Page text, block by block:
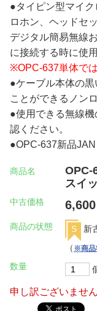
●タイピン型マイ
ロホン、ヘッドセ
デジタル簡易無線
に接続する時に使
※OPC-637単体で
●ケーブル本体の
ことができるノン
●使用できる無線機
認ください。
●OPC-637新品
商品名
OPC-
スイ
中古価格 6,600
商品の状態 S
新
（ ※商品
数量
申し訳ございませ